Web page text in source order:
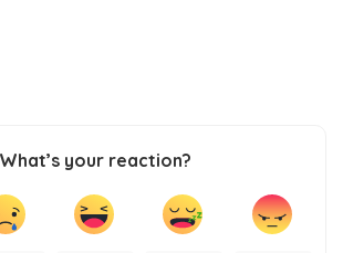
What’s your reaction?